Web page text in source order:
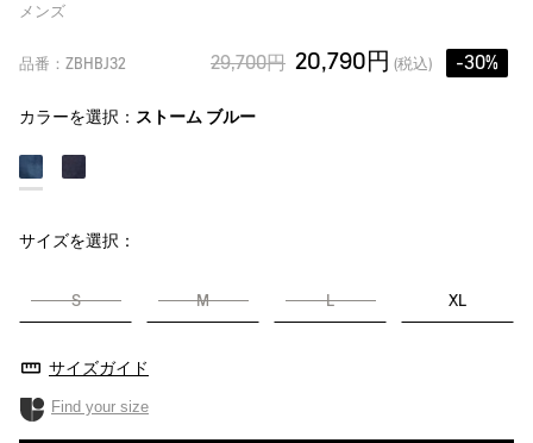
メンズ
品番：ZBHBJ32 29,700円 20,790円 (税込) -30%
カラーを選択： ストーム ブルー
サイズを選択：
S M L XL
サイズガイド
Find your size